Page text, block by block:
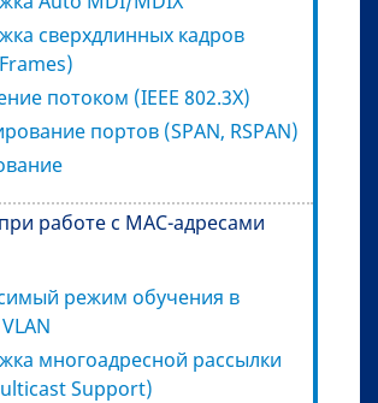
сверхдлинных кадров
потоком (IEEE 802.3X)
портов (SPAN, RSPAN)
работе с МAC-адресами
режим обучения в
многоадресной рассылки
Support)